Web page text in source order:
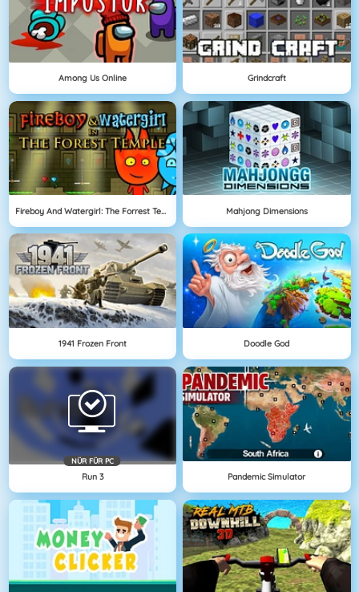
Among Us Online Grindcraft
Fireboy And Watergirl: The Forrest Temple Mahjong Dimensions
1941 Frozen Front Doodle God
NÜR FÜR PC
Run 3 Pandemic Simulator